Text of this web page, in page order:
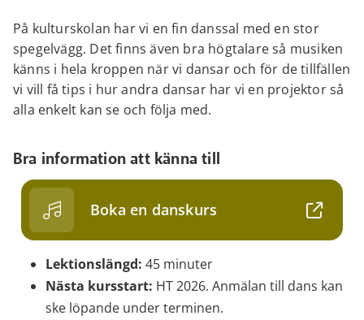
På kulturskolan har vi en fin danssal med en stor
spegelvägg. Det finns även bra högtalare så musiken
känns i hela kroppen när vi dansar och för de tillfällen
vi vill få tips i hur andra dansar har vi en projektor så
alla enkelt kan se och följa med.
Bra information att känna till
Boka en danskurs
Lektionslängd: 45 minuter
Nästa kursstart: HT 2026. Anmälan till dans kan
ske löpande under terminen.